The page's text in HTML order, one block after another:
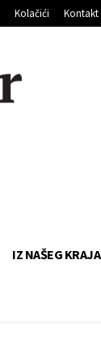
Kolačići Kontakt
IZ NAŠEG KRAJA